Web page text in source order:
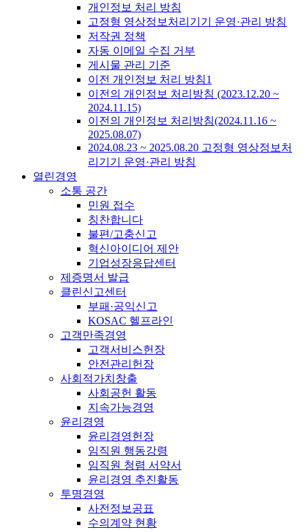
개인정보 처리 방침
고정형 영상정보처리기기 운영·관리 방침
저작권 정책
자동 이메일 수집 거부
게시물 관리 기준
이전 개인정보 처리 방침1
이전의 개인정보 처리방침 (2023.12.20 ~
2024.11.15)
이전의 개인정보 처리방침(2024.11.16 ~
2025.08.07)
2024.08.23 ~ 2025.08.20 고정형 영상정보처
리기기 운영·관리 방침
열린경영
소통 공간
민원 접수
칭찬합니다
불편/고충신고
혁신아이디어 제안
기업성장응답센터
제증명서 발급
클린신고센터
부패·공익신고
KOSAC 헬프라인
고객만족경영
고객서비스헌장
안전관리헌장
사회적가치창출
사회공헌 활동
지속가능경영
윤리경영
윤리경영헌장
임직원 행동강령
임직원 청렴 서약서
윤리경영 추진활동
투명경영
사전정보공표
수의계약 현황